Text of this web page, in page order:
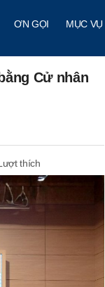
ƠN GỌI MỤC VỤ
Cử nhân
thích